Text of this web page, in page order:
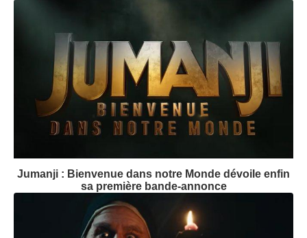
Jumanji : Bienvenue dans notre Monde dévoile enfin
sa première bande-annonce